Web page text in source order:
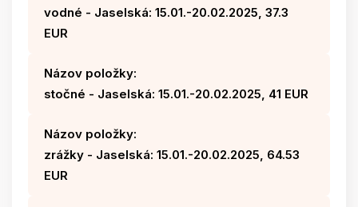
vodné - Jaselská: 15.01.-20.02.2025, 37.3
EUR
Názov položky:
stočné - Jaselská: 15.01.-20.02.2025, 41 EUR
Názov položky:
zrážky - Jaselská: 15.01.-20.02.2025, 64.53
EUR